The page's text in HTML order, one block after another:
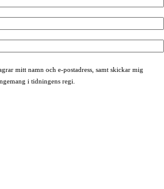
mitt namn och e-postadress, samt skickar mig
i tidningens regi.